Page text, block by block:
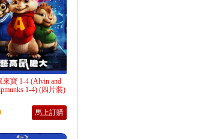
來寶 1-4 (Alvin and
1-4) (四片裝)
馬上訂購